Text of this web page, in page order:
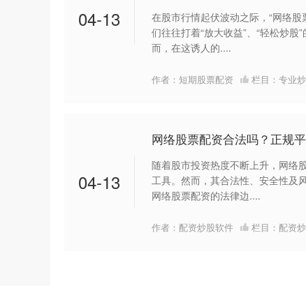
04-13
在股市行情起伏波动之际，“网络
们往往打着“放大收益”、“轻松炒
而，在这诱人的....
作者：短期股票配资 栏目： 专业
04-13
网络股票配资合法吗？正规
随着股市投资热度不断上升，网络
工具。然而，其合法性、安全性及
网络股票配资的法律边....
作者：配资炒股软件 栏目： 配资